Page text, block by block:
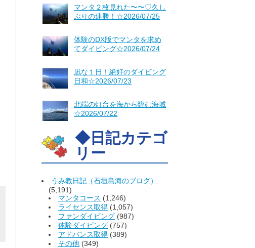
マンタ２枚見れた〜〜♡久し
ぶりの連勝！☆2026/07/25
体験のDX版でマンタを求め
てダイビング☆2026/07/24
凪な１日！絶好のダイビング
日和☆2026/07/23
北端の灯台を海から臨む海域
☆2026/07/22
◆日記カテゴ
リー
うみ教日記（石垣島海のブログ）
(5,191)
マンタコース (1,246)
ライセンス取得 (1,057)
ファンダイビング (987)
体験ダイビング (757)
アドバンス取得 (389)
その他 (349)